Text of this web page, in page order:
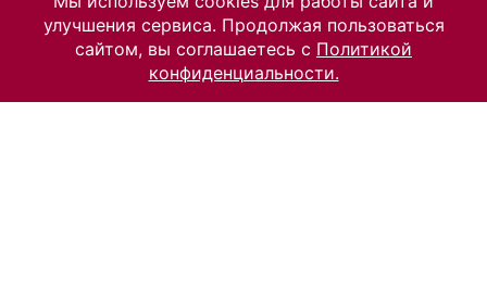
улучшения сервиса. Продолжая пользоваться
сайтом, вы соглашаетесь с Политикой
конфиденциальности.